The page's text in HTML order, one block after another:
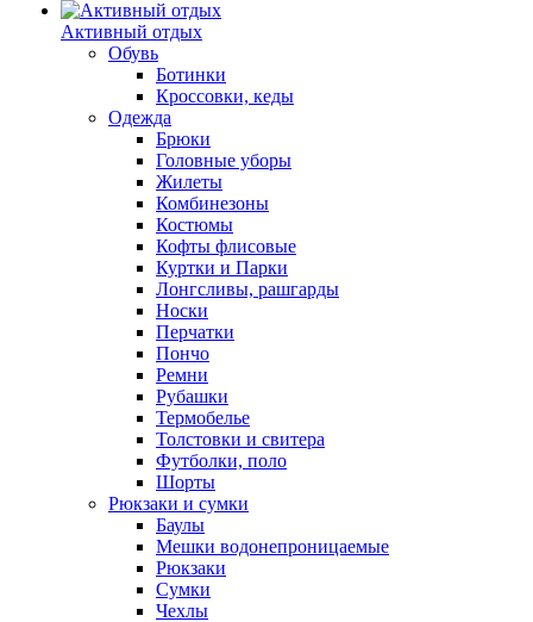
Активный отдых
Обувь
Ботинки
Кроссовки, кеды
Одежда
Брюки
Головные уборы
Жилеты
Комбинезоны
Костюмы
Кофты флисовые
Куртки и Парки
Лонгсливы, рашгарды
Носки
Перчатки
Пончо
Ремни
Рубашки
Термобелье
Толстовки и свитера
Футболки, поло
Шорты
Рюкзаки и сумки
Баулы
Мешки водонепроницаемые
Рюкзаки
Сумки
Чехлы